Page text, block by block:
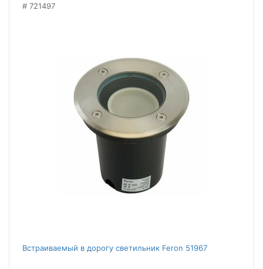
721497
Встраиваемый в дорогу светильник Feron 51967